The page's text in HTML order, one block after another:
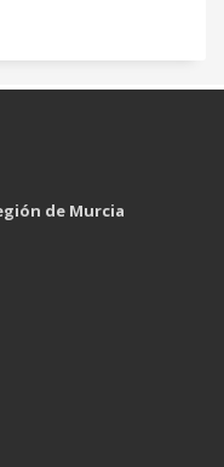
de Murcia